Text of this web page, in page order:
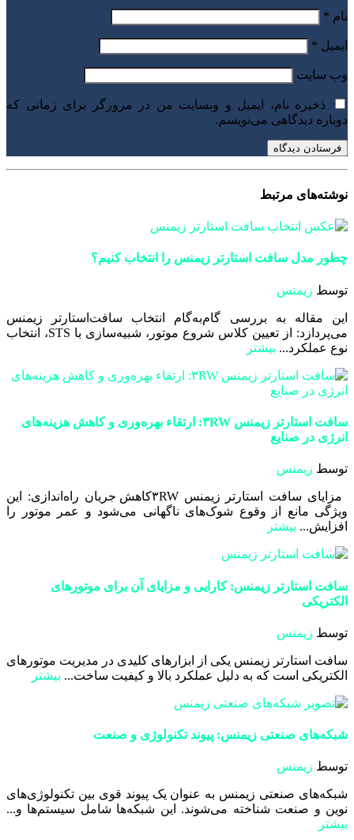
نام *
ایمیل *
وب‌ سایت
ذخیره نام، ایمیل و وبسایت من در مرورگر برای زمانی که
دوباره دیدگاهی می‌نویسم.
نوشته‌های مرتبط
چطور مدل سافت‌ استارتر زیمنس را انتخاب كنيم؟
توسط زیمنس
این مقاله به بررسی گام‌به‌گام انتخاب سافت‌استارتر زیمنس
می‌پردازد: از تعیین کلاس شروع موتور، شبیه‌سازی با STS، انتخاب
نوع عملکرد... بیشتر
سافت استارتر زیمنس ۳RW: ارتقاء بهره‌وری و کاهش هزینه‌های
انرژی در صنایع
توسط زیمنس
مزایای سافت استارتر زیمنس ۳RWکاهش جریان راه‌اندازی: این
ویژگی مانع از وقوع شوک‌های ناگهانی می‌شود و عمر موتور را
افزایش... بیشتر
سافت استارتر زیمنس: کارایی و مزایای آن برای موتورهای
الکتریکی
توسط زیمنس
سافت استارتر زیمنس یکی از ابزارهای کلیدی در مدیریت موتورهای
الکتریکی است که به دلیل عملکرد بالا و کیفیت ساخت... بیشتر
شبکه‌های صنعتی زیمنس: پیوند تکنولوژی و صنعت
توسط زیمنس
شبکه‌های صنعتی زیمنس به عنوان یک پیوند قوی بین تکنولوژی‌های
نوین و صنعت شناخته می‌شوند. این شبکه‌ها شامل سیستم‌ها و...
بیشتر